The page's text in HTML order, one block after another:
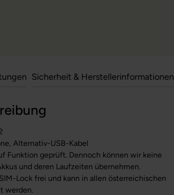
Sicherheit & Herstellerinformationen
Alternativ-USB-Kabel
Funktion geprüft. Dennoch können wir keine
und deren Laufzeiten übernehmen.
Lock frei und kann in allen österreichischen
werden.